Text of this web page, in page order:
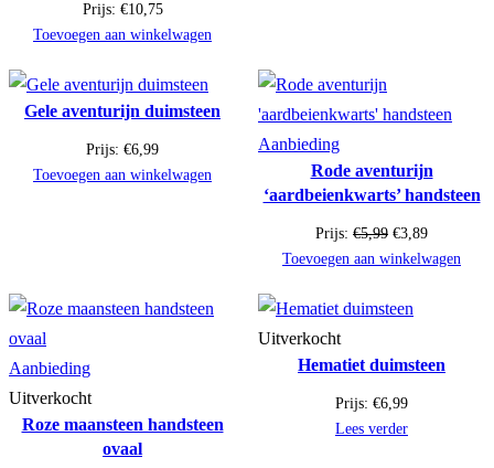
Prijs: €10,75
Toevoegen aan winkelwagen
Gele aventurijn duimsteen
Prijs: €6,99
Toevoegen aan winkelwagen
AanbiedingProduct
in
de
uitverkoop
Rode aventurijn
‘aardbeienkwarts’ handsteen
Prijs: €5,99 Oorspronkelijke
prijs
€5,99.
€3,89Huidige
prijs
Toevoegen aan winkelwagen
AanbiedingProduct
in
de
uitverkoop
Uitverkocht
Roze maansteen handsteen
ovaal
Uitverkocht
Hematiet duimsteen
Prijs: €6,99
Lees verder